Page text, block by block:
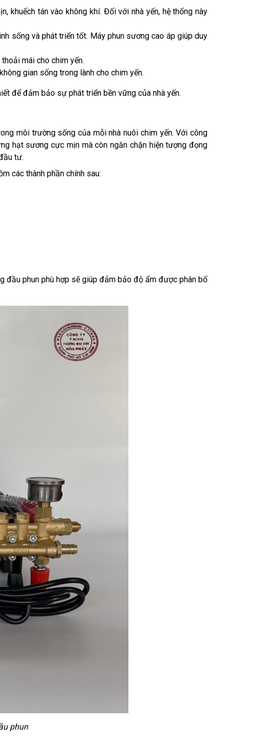
tán vào không khí. Đối với nhà yến, hệ thống này
sống và phát triển tốt. Máy phun sương cao áp giúp duy
mái cho chim yến.
gian sống trong lành cho chim yến.
để đảm bảo sự phát triển bền vững của nhà yến.
môi trường sống của mỗi nhà nuôi chim yến. Với công
hạt sương cực mịn mà còn ngăn chặn hiện tượng đọng
tư.
các thành phần chính sau:
đầu phun phù hợp sẽ giúp đảm bảo độ ẩm được phân bố
phun